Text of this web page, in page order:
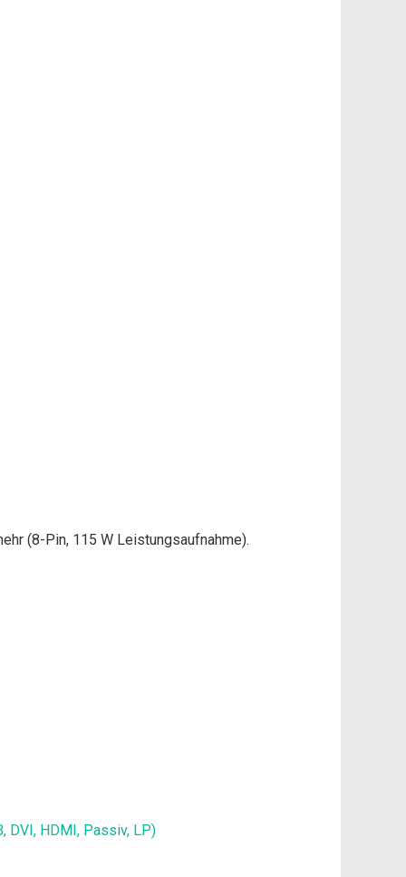
(8-Pin, 115 W Leistungsaufnahme).
DVI, HDMI, Passiv, LP)